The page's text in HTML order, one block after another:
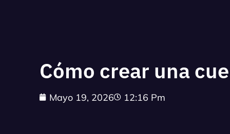
Cómo crear una
Mayo 19, 2026 12:16 Pm